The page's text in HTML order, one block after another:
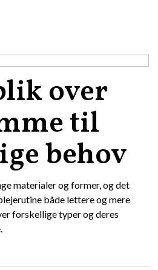
over
til
behov
materialer og former, og det
både lettere og mere
forskellige typer og deres